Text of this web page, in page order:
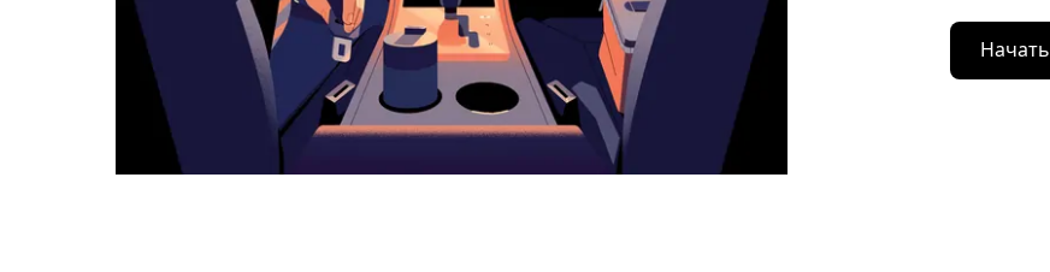
Начать